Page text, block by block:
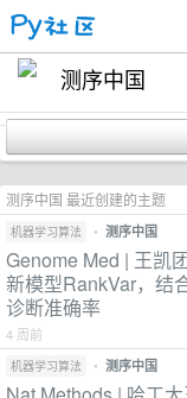
测序中国
测序中国 最近创建的主题
机器学习算法 • 测序中国
Genome Med | 王凯
新模型RankVar，结
诊断准确率
4 周前
机器学习算法 • 测序中国